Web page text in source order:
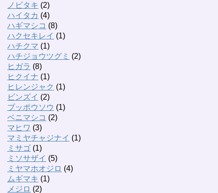
ノビタキ (2)
ハイタカ (4)
ハギマシコ (8)
ハクセキレイ (1)
ハチクマ (1)
ハチジョウツグミ (2)
ヒガラ (8)
ヒクイナ (1)
ヒレンジャク (1)
ビンズイ (2)
ブッポウソウ (1)
ベニマシコ (2)
マヒワ (3)
マミヤチャジナイ (1)
ミサゴ (1)
ミソサザイ (5)
ミヤマホオジロ (4)
ムギマキ (1)
メジロ (2)